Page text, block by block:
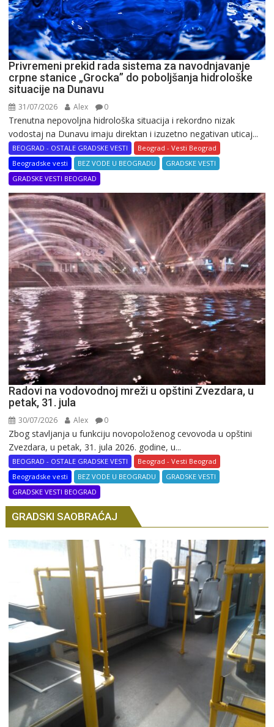
Privremeni prekid rada sistema za navodnjavanje
crpne stanice „Grocka” do poboljšanja hidrološke
situacije na Dunavu
31/07/2026 Alex 0
Trenutna nepovoljna hidrološka situacija i rekordno nizak
vodostaj na Dunavu imaju direktan i izuzetno negativan uticaj...
BEOGRAD - OSTALE GRADSKE VESTI
Beograd - Vesti Beograd
Beogradske vesti
BEZ VODE U BEOGRADU
GRADSKE VESTI
GRADSKE VESTI BEOGRAD
Radovi na vodovodnoj mreži u opštini Zvezdara, u
petak, 31. jula
30/07/2026 Alex 0
Zbog stavljanja u funkciju novopoloženog cevovoda u opštini
Zvezdara, u petak, 31. jula 2026. godine, u...
BEOGRAD - OSTALE GRADSKE VESTI
Beograd - Vesti Beograd
Beogradske vesti
BEZ VODE U BEOGRADU
GRADSKE VESTI
GRADSKE VESTI BEOGRAD
GRADSKI SAOBRAĆAJ